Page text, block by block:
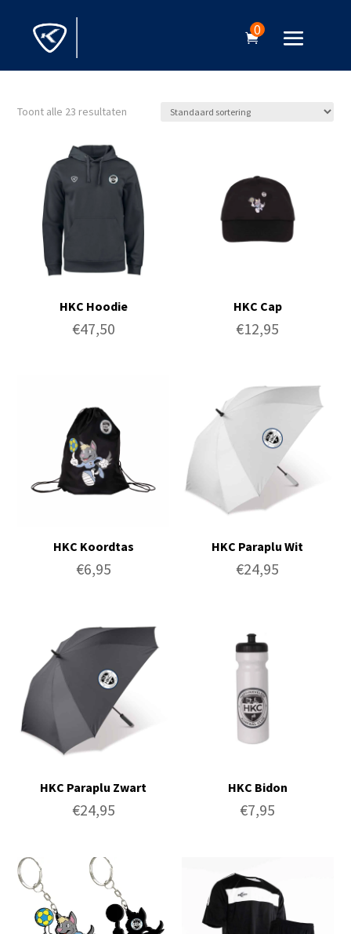
0
Toont alle 23 resultaten
HKC Hoodie
€47,50
HKC Cap
€12,95
HKC Koordtas
€6,95
HKC Paraplu Wit
€24,95
HKC Paraplu Zwart
€24,95
HKC Bidon
€7,95